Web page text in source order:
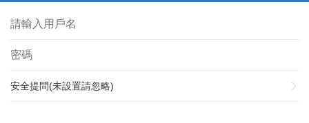
安全提問(未設置請忽略)